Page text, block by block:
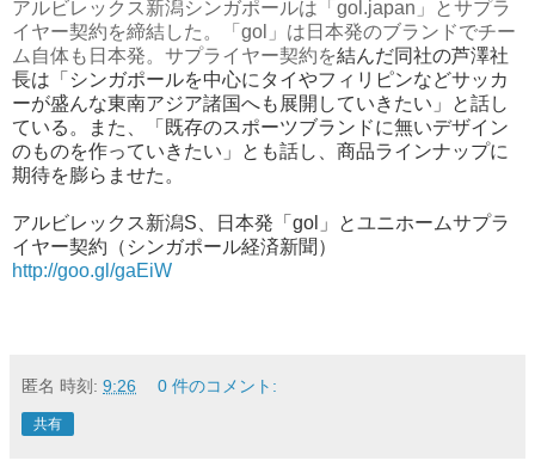
アルビレックス新潟シンガポールは「gol.japan」とサプラ
イヤー契約を締結した。「gol」は日本発のブランドでチー
ム自体も日本発。サプライヤー契約を結んだ同社の芦澤社
長は「シンガポールを中心にタイやフィリピンなどサッカ
ーが盛んな東南アジア諸国へも展開していきたい」と話し
ている。また、「既存のスポーツブランドに無いデザイン
のものを作っていきたい」とも話し、商品ラインナップに
期待を膨らませた。
アルビレックス新潟S、日本発「gol」とユニホームサプラ
イヤー契約（シンガポール経済新聞）
http://goo.gl/gaEiW
匿名 時刻: 9:26 0 件のコメント:
共有